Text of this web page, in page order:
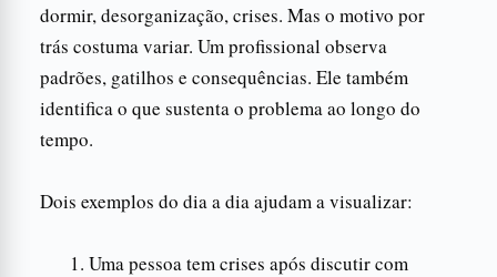
dormir, desorganização, crises. Mas o motivo por
trás costuma variar. Um profissional observa
padrões, gatilhos e consequências. Ele também
identifica o que sustenta o problema ao longo do
tempo.
Dois exemplos do dia a dia ajudam a visualizar:
Uma pessoa tem crises após discutir com